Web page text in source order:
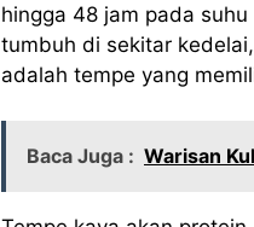
hingga 48 jam pada
tumbuh di sekitar
adalah tempe yang
Baca Juga : Warisan